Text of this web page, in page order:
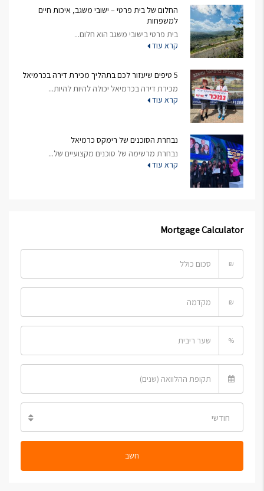
החלום של בית פרטי – ישובי משגב, איכות חיים
למשפחות
בית פרטי בישובי משגב הוא חלום...
קרא עוד
5 טיפים שיעזור לכם בתהליך מכירת דירה בכרמיאל
מכירת דירה בכרמיאל יכולה להיות להיות...
קרא עוד
נבחרת הסוכנים של רימקס כרמיאל
נבחרת מרשימה של סוכנים מקצועיים של...
קרא עוד
Mortgage Calculator
₪
₪
%
חודשי
חשב